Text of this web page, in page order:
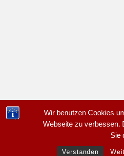
Wir benutzen Cookies
Webseite zu verbessen.
Sie
Verstanden